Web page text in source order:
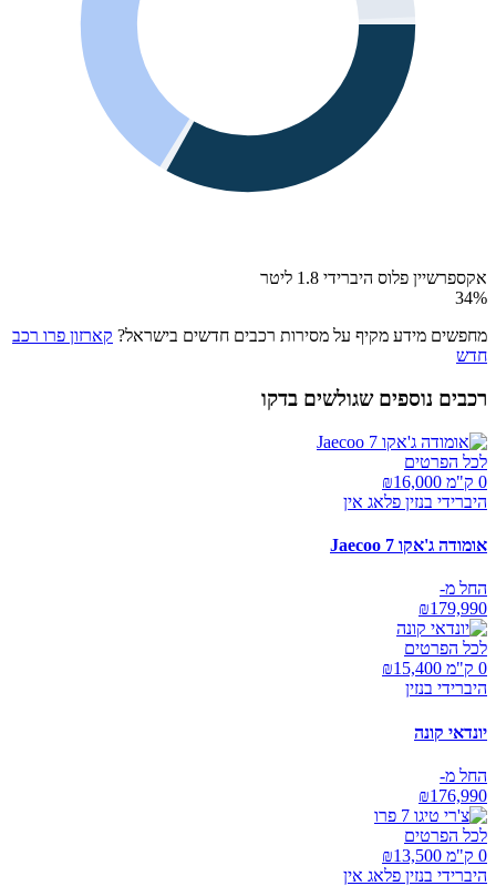
אקספרשיין פלוס היברידי 1.8 ליטר
34%
מחפשים מידע מקיף על מסירות רכבים חדשים בישראל? קארזון פרו רכב
חדש
רכבים נוספים שגולשים בדקו
לכל הפרטים
0 ק"מ ₪
16,000
היברידי בנזין פלאג אין
אומודה ג'אקו Jaecoo 7
החל מ-
₪179,990
לכל הפרטים
0 ק"מ ₪
15,400
היברידי בנזין
יונדאי קונה
החל מ-
₪176,990
לכל הפרטים
0 ק"מ ₪
13,500
היברידי בנזין פלאג אין